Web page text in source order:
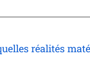
réalités